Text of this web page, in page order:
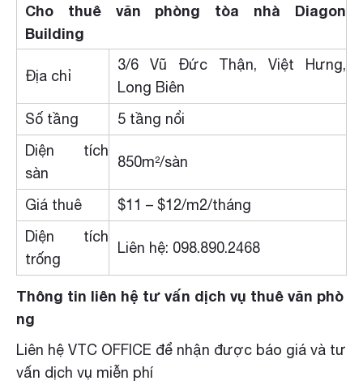
Cho thuê văn phòng tòa nhà Diagon
Building
Địa chỉ
3/6 Vũ Đức Thận, Việt Hưng,
Long Biên
Số tầng
5 tầng nổi
Diện tích
sàn
850m²/sàn
Giá thuê
$11 – $12/m2/tháng
Diện tích
trống
Liên hệ: 098.890.2468
Thông tin liên hệ tư vấn dịch vụ thuê văn phò
ng
Liên hệ VTC OFFICE để nhận được báo giá và tư
vấn dịch vụ miễn phí